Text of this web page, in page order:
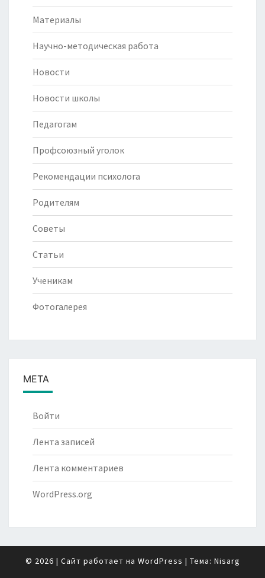
Материалы
Научно-методическая работа
Новости
Новости школы
Педагогам
Профсоюзный уголок
Рекомендации психолога
Родителям
Советы
Статьи
Ученикам
Фотогалерея
МЕТА
Войти
Лента записей
Лента комментариев
WordPress.org
© 2026 | Сайт работает на WordPress | Тема: Nisarg